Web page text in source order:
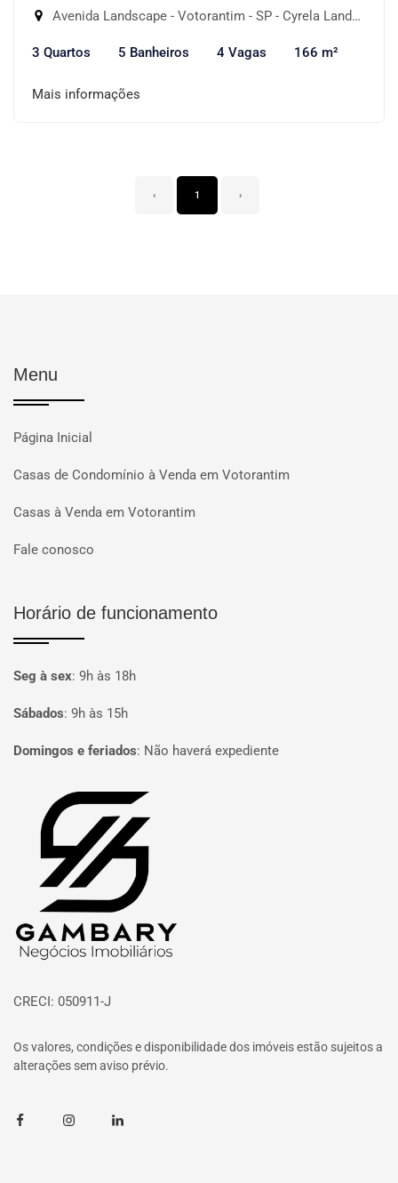
Avenida Landscape - Votorantim - SP - Cyrela Landscape Esplanada, Votorantim-SP
3 Quartos 5 Banheiros 4 Vagas 166 m²
Mais informações
‹ 1 ›
Menu
Página Inicial
Casas de Condomínio à Venda em Votorantim
Casas à Venda em Votorantim
Fale conosco
Horário de funcionamento
Seg à sex: 9h às 18h
Sábados: 9h às 15h
Domingos e feriados: Não haverá expediente
Página inicial
CRECI: 050911-J
Os valores, condições e disponibilidade dos imóveis estão sujeitos a
alterações sem aviso prévio.
FacebookInstagramLinkedin